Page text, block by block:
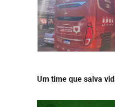
Um time que salva